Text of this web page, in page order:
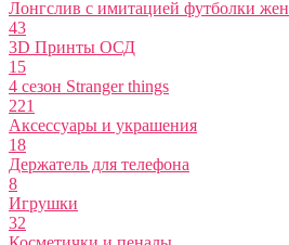
Лонгслив с имитацией футболки жен
43
3D Принты ОСД
15
4 сезон Stranger things
221
Аксессуары и украшения
18
Держатель для телефона
8
Игрушки
32